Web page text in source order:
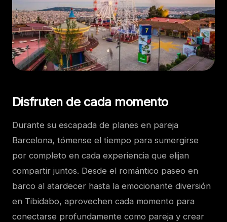
Disfruten de cada momento
Durante su escapada de planes en pareja
Barcelona, tómense el tiempo para sumergirse
por completo en cada experiencia que elijan
compartir juntos. Desde el romántico paseo en
barco al atardecer hasta la emocionante diversión
en Tibidabo, aprovechen cada momento para
conectarse profundamente como pareja y crear